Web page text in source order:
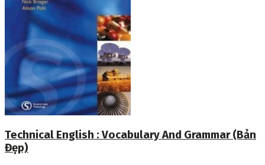
Technical English : Vocabulary And Grammar (Bản
Đẹp)